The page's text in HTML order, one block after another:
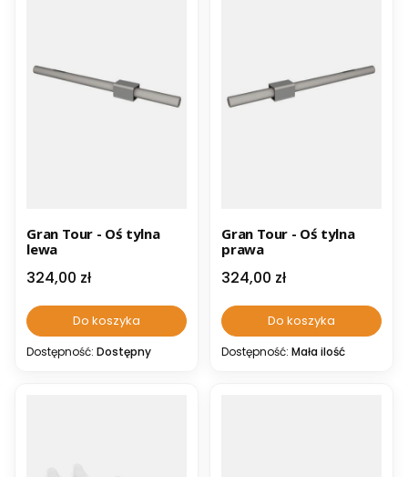
Gran Tour - Oś tylna
lewa
Cena
324,00 zł
Do koszyka
Dostępność: Dostępny
Gran Tour - Oś tylna
prawa
Cena
324,00 zł
Do koszyka
Dostępność: Mała ilość